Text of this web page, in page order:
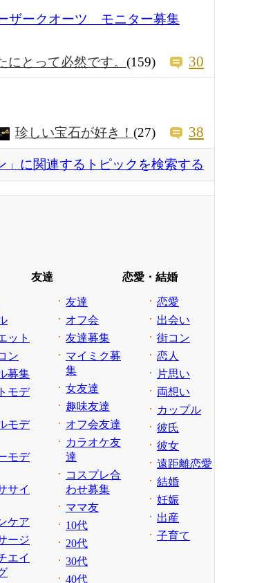
ザークオーツ モニター募集
にとって必然です。 (159) 30
珍しい宝石が好き！ (27) 38
」に関連するトピックを検索する
ット
ン
募集
モデ
モデ
モデ
サイ
ケア
ージ
エイ
友達
友達
オフ会
友達募集
マイミク募
集
女友達
趣味友達
オフ会友達
カラオケ友
達
コスプレ合
わせ募集
ママ友
10代
20代
30代
40代
恋愛・結婚
恋愛
出会い
街コン
恋人
片思い
両想い
カップル
彼氏
彼女
遠距離恋愛
結婚
妊娠
出産
子育て